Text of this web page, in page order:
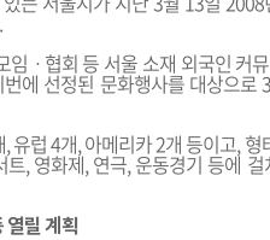
ㆍ협회 등 서울 소재 외국인 커
에 선정된 문화행사를 대상으로
유럽 4개, 아메리카 2개 등이고,
, 영화제, 연극, 운동경기 등에
열릴 계획